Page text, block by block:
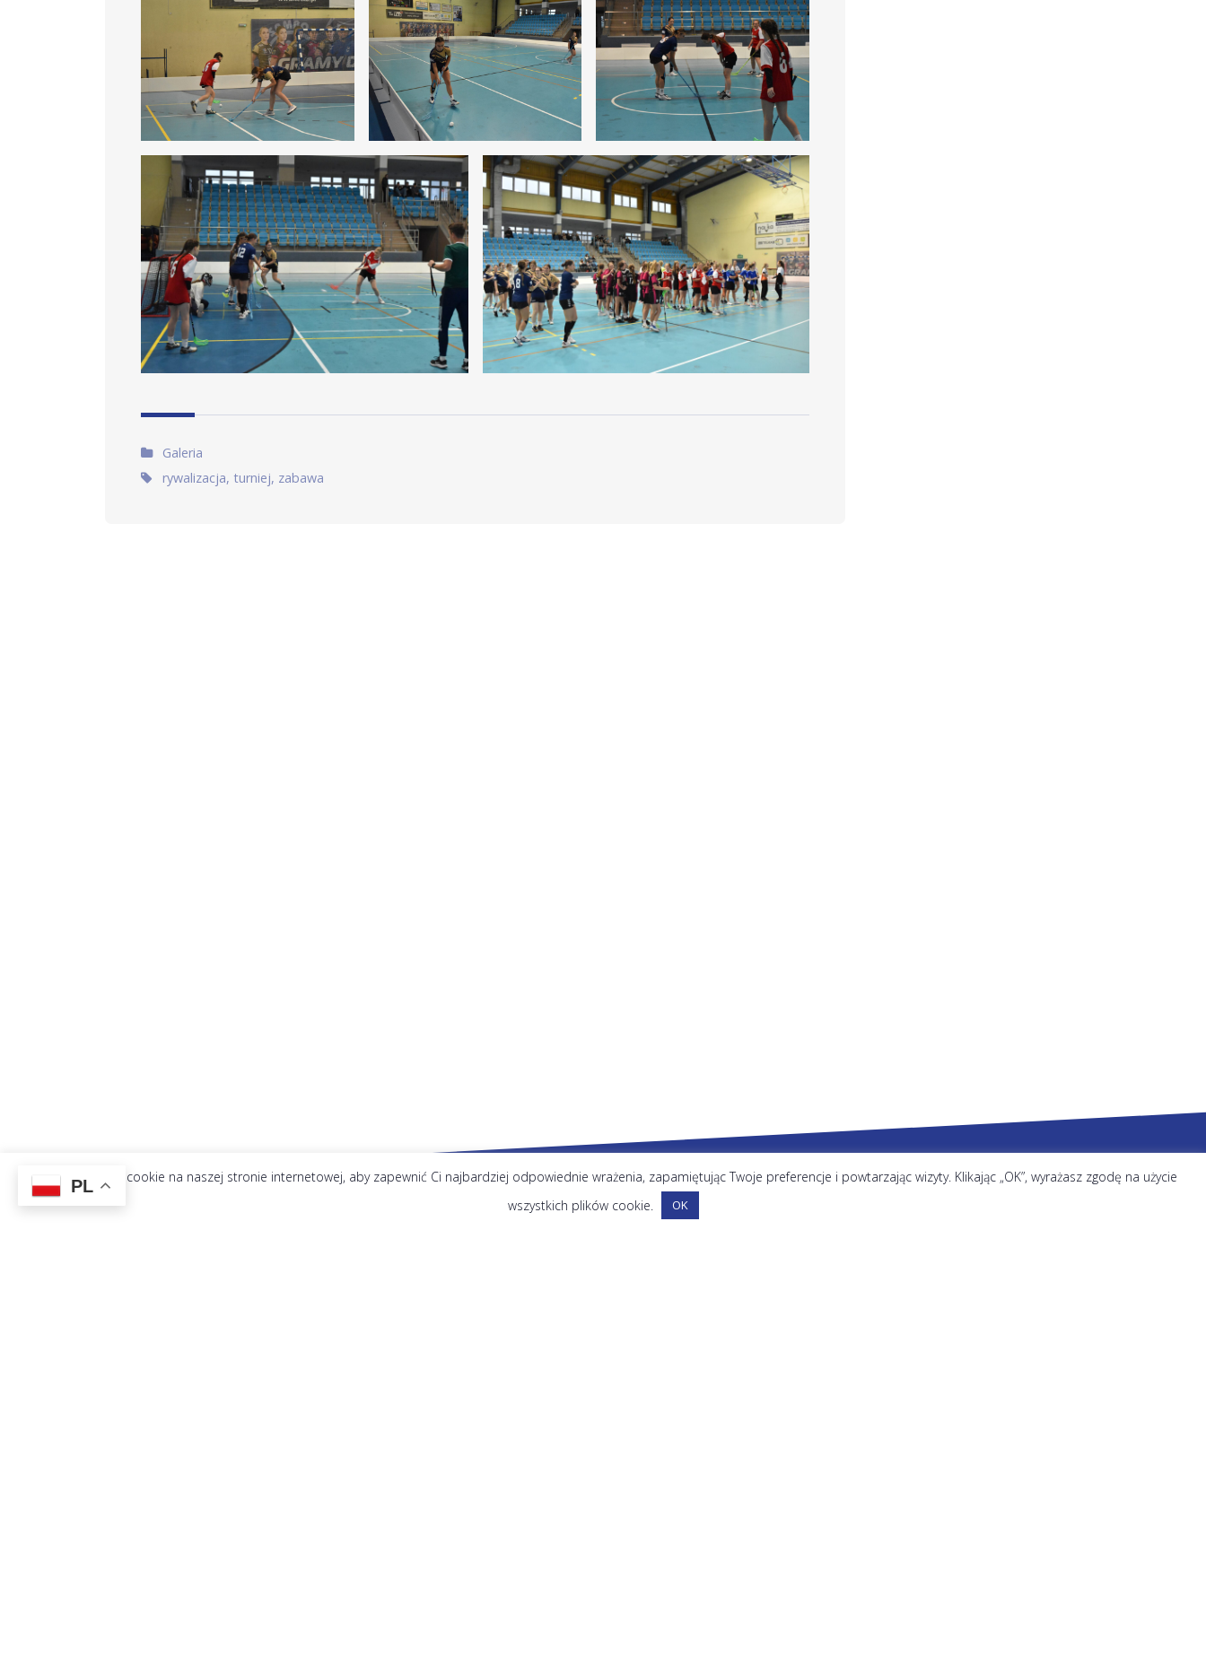
Artykuł w:
Galeria
Tags:
rywalizacja, turniej, zabawa
Używamy plików cookie na naszej stronie internetowej, aby zapewnić Ci najbardziej odpowiednie wrażenia, zapamiętując Twoje preferencje i powtarzając wizyty. Klikając „OK”, wyrażasz zgodę na użycie
wszystkich plików cookie.
OK
PL